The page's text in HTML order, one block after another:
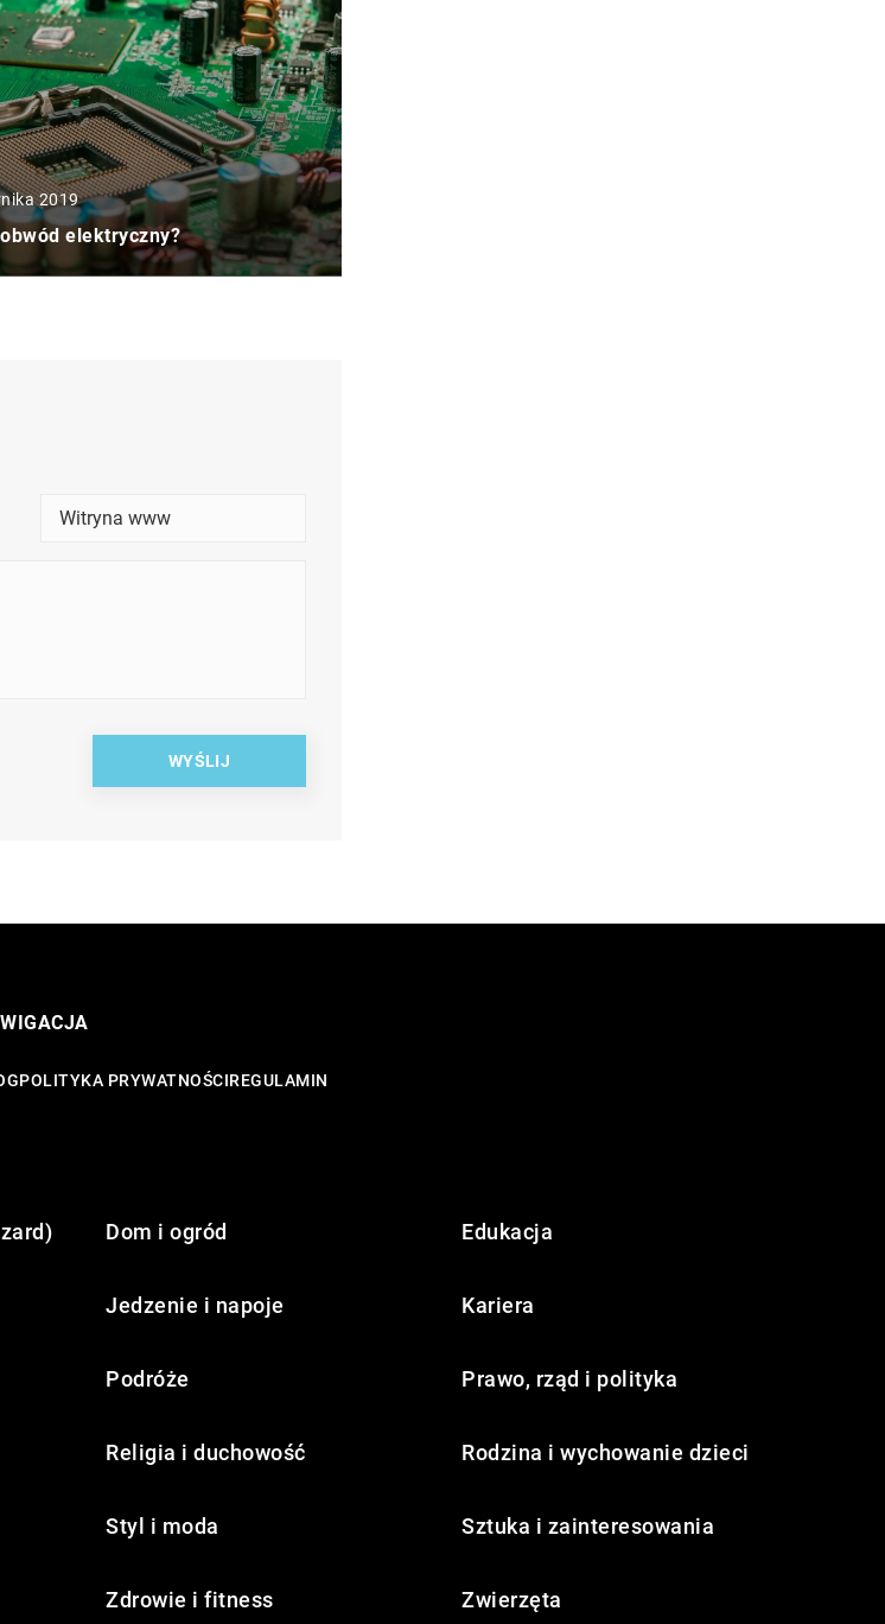
2019
elektryczny?
POLITYKA PRYWATNOŚCIREGULAMIN
Dom i ogród Edukacja
Jedzenie i napoje Kariera
Podróże Prawo, rząd i polityka
Religia i duchowość Rodzina i wychowanie dzieci
Styl i moda Sztuka i zainteresowania
Zdrowie i fitness Zwierzęta